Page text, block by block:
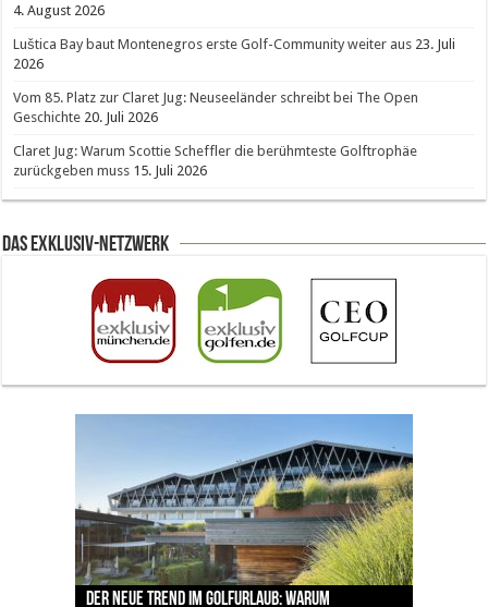
4. August 2026
Luštica Bay baut Montenegros erste Golf-Community weiter aus 23. Juli
2026
Vom 85. Platz zur Claret Jug: Neuseeländer schreibt bei The Open
Geschichte 20. Juli 2026
Claret Jug: Warum Scottie Scheffler die berühmteste Golftrophäe
zurückgeben muss 15. Juli 2026
Das Exklusiv-Netzwerk
Der neue Trend im Golfurlaub: Warum
Luštica Bay baut Montenegros erste Golf-
Vom 85. Platz zur Claret Jug: Neuseeländer
Claret Jug: Warum Scottie Scheffler die
The Open 2026 in Royal Birkdale: Warum der
traditionsreiche Linksplatz zu den größten